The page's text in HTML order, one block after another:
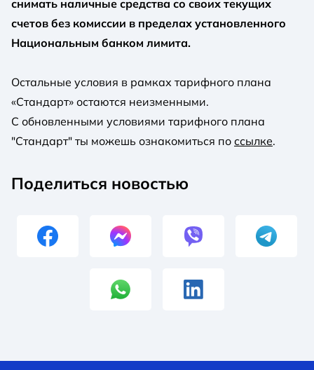
снимать наличные средства со своих текущих
счетов без комиссии в пределах установленного
Национальным банком лимита.
Остальные условия в рамках тарифного плана
«Стандарт» остаются неизменными.
С обновленными условиями тарифного плана
"Стандарт" ты можешь ознакомиться по ссылке.
Поделиться новостью